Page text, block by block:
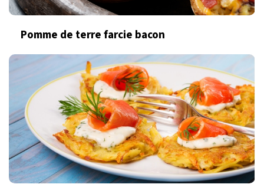
Pomme de terre farcie bacon